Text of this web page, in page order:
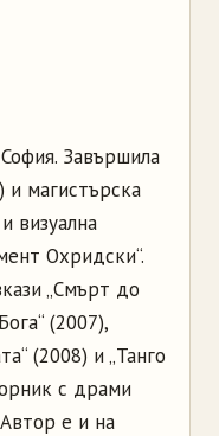
Завършила
и магистърска
визуална
Охридски“.
„Смърт до
(2007),
(2008) и „Танго
с драми
е и на